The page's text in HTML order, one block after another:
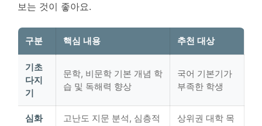
보는 것이 좋아요.
구분 핵심 내용 추천 대상
기초
다지
기
문학, 비문학 기본 개념 학
습 및 독해력 향상
국어 기본기가
부족한 학생
심화
고난도 지문 분석, 심층적
상위권 대학 목